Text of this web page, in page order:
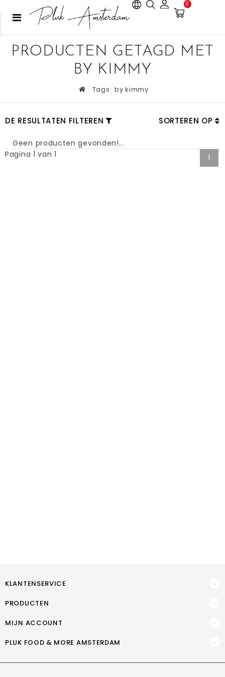
0
PRODUCTEN GETAGD MET
BY KIMMY
Tags by kimmy
DE RESULTATEN FILTEREN SORTEREN OP
Geen producten gevonden!...
Pagina 1 van 1
1
KLANTENSERVICE
PRODUCTEN
MIJN ACCOUNT
PLUK FOOD & MORE AMSTERDAM